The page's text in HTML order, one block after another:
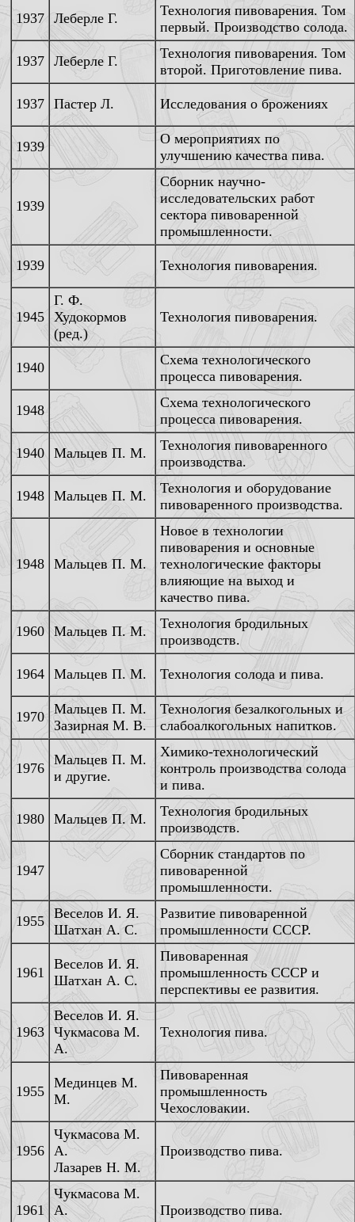
1937 Леберле Г.
Технология пивоварения. Том
первый. Производство солода.
1937 Леберле Г.
Технология пивоварения. Том
второй. Приготовление пива.
1937 Пастер Л. Исследования о брожениях
1939
О мероприятиях по
улучшению качества пива.
1939
Сборник научно-
исследовательских работ
сектора пивоваренной
промышленности.
1939 Технология пивоварения.
1945
Г. Ф.
Худокормов
(ред.)
Технология пивоварения.
1940
Схема технологического
процесса пивоварения.
1948
Схема технологического
процесса пивоварения.
1940 Мальцев П. М.
Технология пивоваренного
производства.
1948 Мальцев П. М.
Технология и оборудование
пивоваренного производства.
1948 Мальцев П. М.
Новое в технологии
пивоварения и основные
технологические факторы
влияющие на выход и
качество пива.
1960 Мальцев П. М.
Технология бродильных
производств.
1964 Мальцев П. М. Технология солода и пива.
1970 Мальцев П. М.
Зазирная М. В.
Технология безалкогольных и
слабоалкогольных напитков.
1976
Мальцев П. М.
и другие.
Химико-технологический
контроль производства солода
и пива.
1980 Мальцев П. М.
Технология бродильных
производств.
1947
Сборник стандартов по
пивоваренной
промышленности.
1955 Веселов И. Я.
Шатхан А. С.
Развитие пивоваренной
промышленности СССР.
1961
Веселов И. Я.
Шатхан А. С.
Пивоваренная
промышленность СССР и
перспективы ее развития.
1963
Веселов И. Я.
Чукмасова М.
А.
Технология пива.
1955
Мединцев М.
М.
Пивоваренная
промышленность
Чехословакии.
1956
Чукмасова М.
А.
Лазарев Н. М.
Производство пива.
1961
Чукмасова М.
А.
Производство пива.